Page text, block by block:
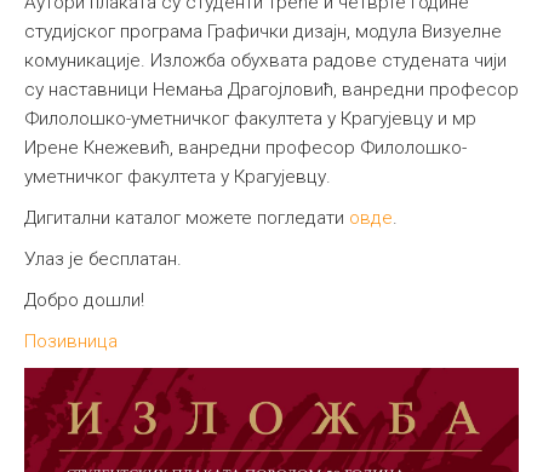
студијског програма Графички дизајн, модула Визуелне
комуникације. Изложба обухвата радове студената чији
су наставници Немања Драгојловић, ванредни професор
Филолошко-уметничког факултета у Крагујевцу и мр
Ирене Кнежевић, ванредни професор Филолошко-
уметничког факултета у Крагујевцу.
Дигитални каталог можете погледати овде.
Улаз је бесплатан.
Добро дошли!
Позивница